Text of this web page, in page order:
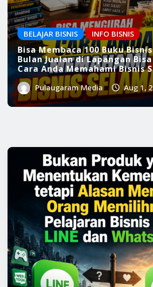
BELAJAR BISNIS INFO BISNIS
Bisa Membaca 100 Buku
Bulan Jualan di Lapangan